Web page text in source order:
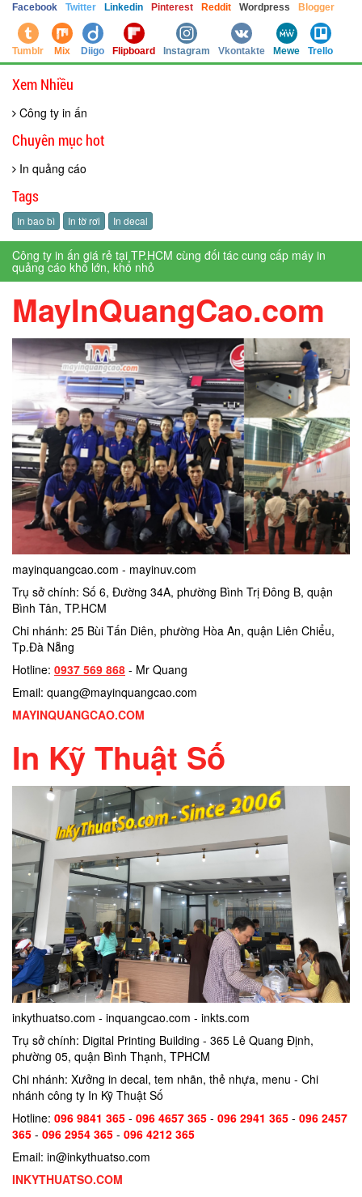
Facebook Twitter Linkedin Pinterest Reddit Wordpress Blogger
Tumblr Mix Diigo Flipboard Instagram Vkontakte Mewe Trello
Xem Nhiều
Công ty in ấn
Chuyên mục hot
In quảng cáo
Tags
In bao bì In tờ rơi In decal
Công ty in ấn giá rẻ tại TP.HCM cùng đối tác cung cấp máy in
quảng cáo khổ lớn, khổ nhỏ
MayInQuangCao.com
mayinquangcao.com - mayinuv.com
Trụ sở chính: Số 6, Đường 34A, phường Bình Trị Đông B, quận
Bình Tân, TP.HCM
Chi nhánh: 25 Bùi Tấn Diên, phường Hòa An, quận Liên Chiểu,
Tp.Đà Nẵng
Hotline: 0937 569 868 - Mr Quang
Email: quang@mayinquangcao.com
MAYINQUANGCAO.COM
In Kỹ Thuật Số
inkythuatso.com - inquangcao.com - inkts.com
Trụ sở chính: Digital Printing Building - 365 Lê Quang Định,
phường 05, quận Bình Thạnh, TPHCM
Chi nhánh: Xưởng in decal, tem nhãn, thẻ nhựa, menu - Chi
nhánh công ty In Kỹ Thuật Số
Hotline: 096 9841 365 - 096 4657 365 - 096 2941 365 - 096 2457
365 - 096 2954 365 - 096 4212 365
Email: in@inkythuatso.com
INKYTHUATSO.COM